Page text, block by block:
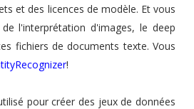
et des licences de modèle. Et vous
l'interprétation d'images, le deep
fichiers de documents texte. Vous
!
pour créer des jeux de données